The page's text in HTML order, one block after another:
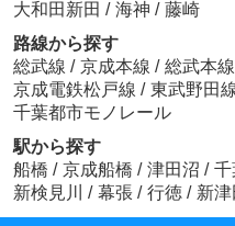
大和田新田 / 海神 / 藤崎
路線から探す
総武線 / 京成本線 / 総武本線
京成電鉄松戸線 / 東武野田
千葉都市モノレール
駅から探す
船橋 / 京成船橋 / 津田沼 / 千
新検見川
/ 幕張 / 行徳 / 新